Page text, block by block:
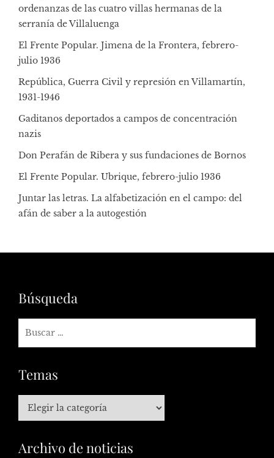
ordenanzas de las cuatro villas hermanas de la
serranía de Villaluenga
El Frente Popular. Jimena de la Frontera, febrero-
julio 1936
República, Guerra Civil y represión en Villamartín,
1931-1946
Gaditanos deportados a campos de concentración
nazis
Don Perafán de Ribera y sus fundaciones de Bornos
El Frente Popular. Ubrique, febrero-julio 1936
Juntar las letras. La alfabetización en el campo: del
afán de saber a la autogestión
Búsqueda
Temas
Archivo de noticias